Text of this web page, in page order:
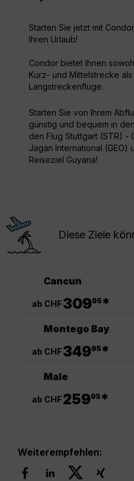
Starten Sie jetzt mit
Ihren Urlaub!
Condor bietet Ihnen
Kurz- und Mittelstrecke
Langstreckenflüge.
Starten Sie von Ihrem
günstig und bequem in
den Flug Stuttgart (STR) -
Jagan International (GEO)
Reiseziel Guyana!
Diese Ziele
Cancun
ab CHF30995*
Montego Bay
ab CHF34995*
Male
ab CHF25995*
Weiterempfehlen: